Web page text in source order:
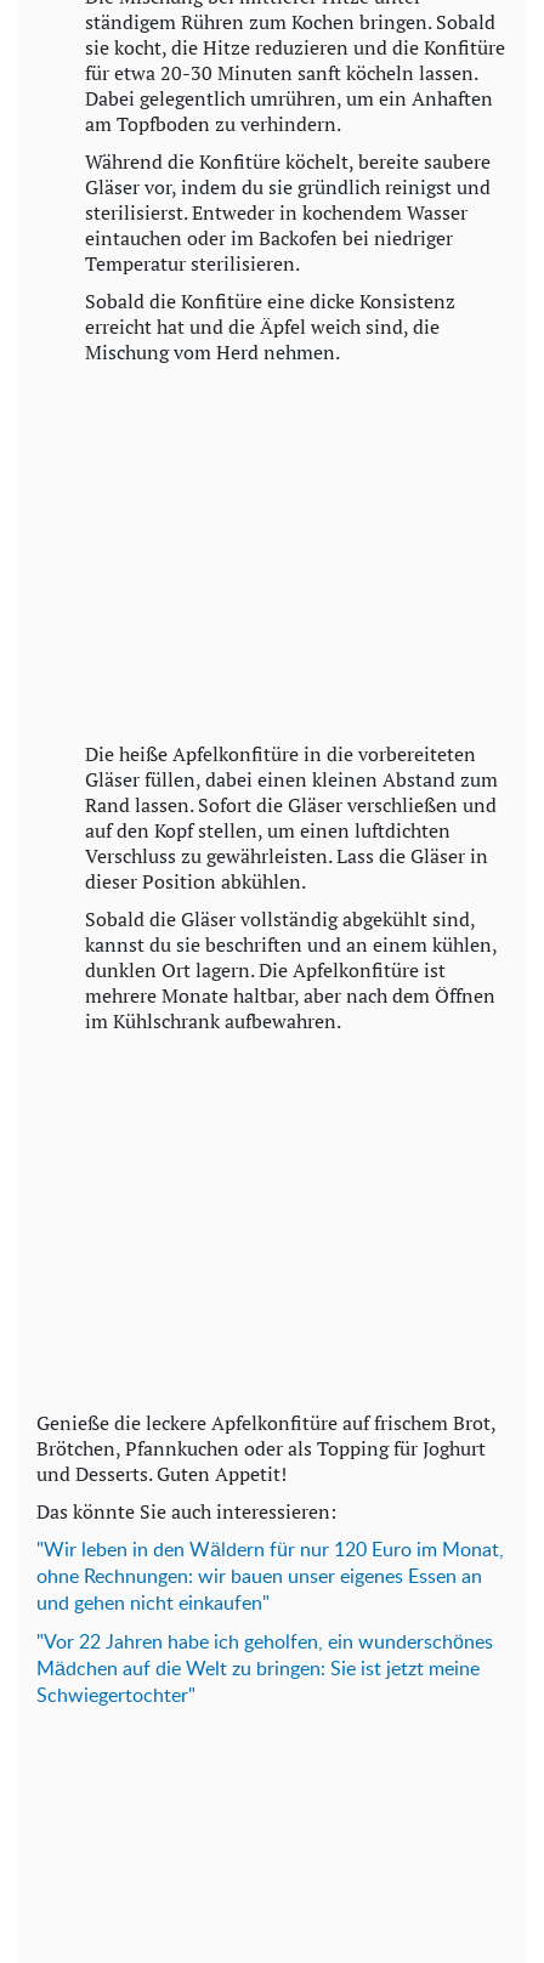
ständigem Rühren zum Kochen bringen. Sobald
sie kocht, die Hitze reduzieren und die Konfitüre
für etwa 20-30 Minuten sanft köcheln lassen.
Dabei gelegentlich umrühren, um ein Anhaften
am Topfboden zu verhindern.
Während die Konfitüre köchelt, bereite saubere
Gläser vor, indem du sie gründlich reinigst und
sterilisierst. Entweder in kochendem Wasser
eintauchen oder im Backofen bei niedriger
Temperatur sterilisieren.
Sobald die Konfitüre eine dicke Konsistenz
erreicht hat und die Äpfel weich sind, die
Mischung vom Herd nehmen.
Die heiße Apfelkonfitüre in die vorbereiteten
Gläser füllen, dabei einen kleinen Abstand zum
Rand lassen. Sofort die Gläser verschließen und
auf den Kopf stellen, um einen luftdichten
Verschluss zu gewährleisten. Lass die Gläser in
dieser Position abkühlen.
Sobald die Gläser vollständig abgekühlt sind,
kannst du sie beschriften und an einem kühlen,
dunklen Ort lagern. Die Apfelkonfitüre ist
mehrere Monate haltbar, aber nach dem Öffnen
im Kühlschrank aufbewahren.
Genieße die leckere Apfelkonfitüre auf frischem Brot,
Brötchen, Pfannkuchen oder als Topping für Joghurt
und Desserts. Guten Appetit!
Das könnte Sie auch interessieren:
"Wir leben in den Wäldern für nur 120 Euro im Monat,
ohne Rechnungen: wir bauen unser eigenes Essen an
und gehen nicht einkaufen"
"Vor 22 Jahren habe ich geholfen, ein wunderschönes
Mädchen auf die Welt zu bringen: Sie ist jetzt meine
Schwiegertochter"